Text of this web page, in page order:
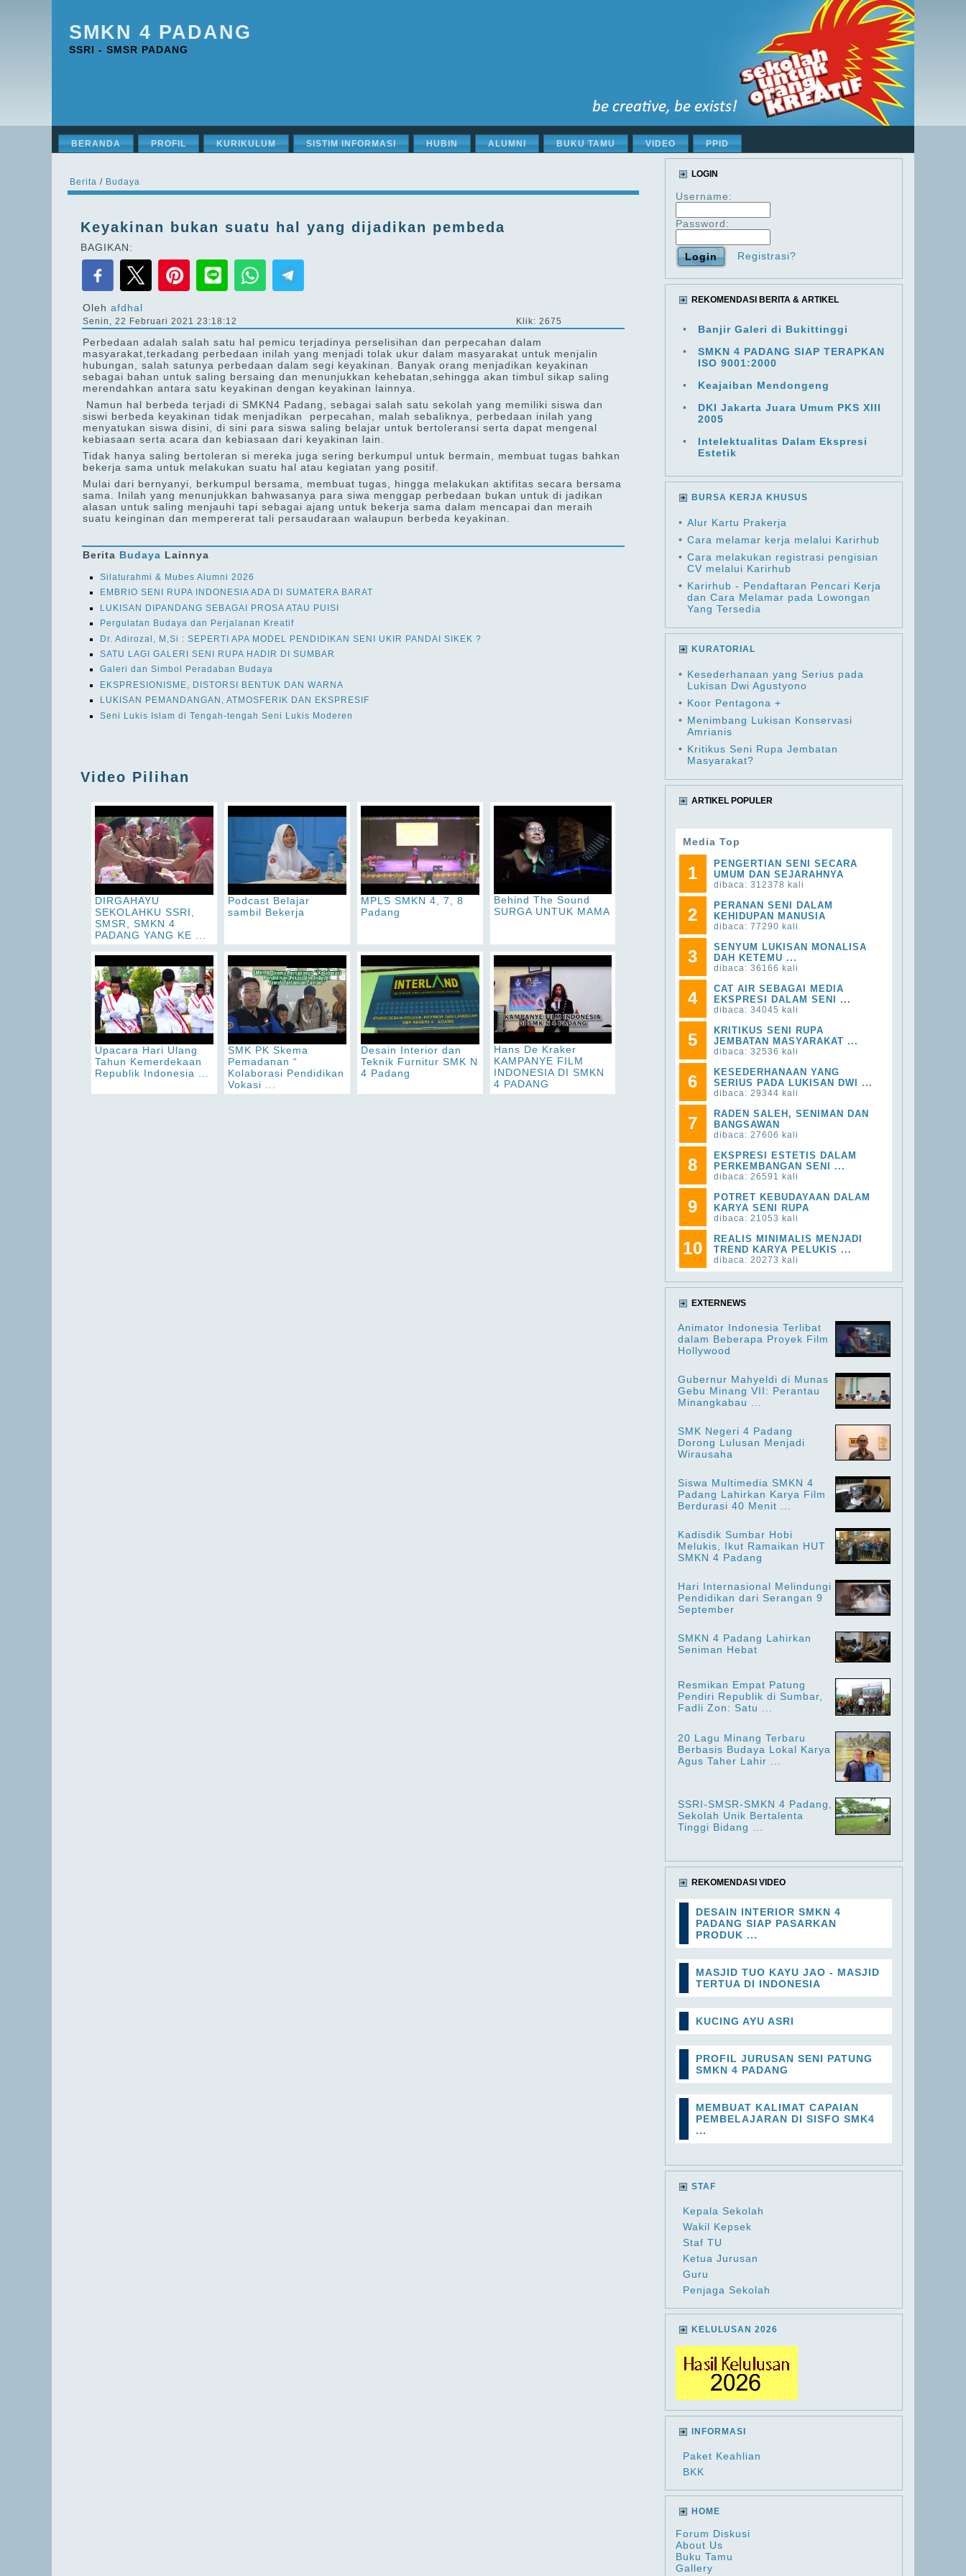
SMKN 4 PADANG
SSRI - SMSR PADANG
BERANDA PROFIL KURIKULUM SISTIM INFORMASI HUBIN ALUMNI BUKU TAMU VIDEO PPID
Berita / Budaya
Keyakinan bukan suatu hal yang dijadikan pembeda
BAGIKAN:
Oleh afdhal
Senin, 22 Februari 2021 23:18:12 Klik: 2675
Perbedaan adalah salah satu hal pemicu terjadinya perselisihan dan perpecahan dalam
masyarakat,terkadang perbedaan inilah yang menjadi tolak ukur dalam masyarakat untuk menjalin
hubungan, salah satunya perbedaan dalam segi keyakinan. Banyak orang menjadikan keyakinan
sebagai bahan untuk saling bersaing dan menunjukkan kehebatan,sehingga akan timbul sikap saling
merendahkan antara satu keyakinan dengan keyakinan lainnya.
Namun hal berbeda terjadi di SMKN4 Padang, sebagai salah satu sekolah yang memiliki siswa dan
siswi berbeda keyakinan tidak menjadikan perpecahan, malah sebaliknya, perbedaan inilah yang
menyatukan siswa disini, di sini para siswa saling belajar untuk bertoleransi serta dapat mengenal
kebiasaan serta acara dan kebiasaan dari keyakinan lain.
Tidak hanya saling bertoleran si mereka juga sering berkumpul untuk bermain, membuat tugas bahkan
bekerja sama untuk melakukan suatu hal atau kegiatan yang positif.
Mulai dari bernyanyi, berkumpul bersama, membuat tugas, hingga melakukan aktifitas secara bersama
sama. Inilah yang menunjukkan bahwasanya para siwa menggap perbedaan bukan untuk di jadikan
alasan untuk saling menjauhi tapi sebagai ajang untuk bekerja sama dalam mencapai dan meraih
suatu keinginan dan mempererat tali persaudaraan walaupun berbeda keyakinan.
Berita Budaya Lainnya
Silaturahmi & Mubes Alumni 2026
EMBRIO SENI RUPA INDONESIA ADA DI SUMATERA BARAT
LUKISAN DIPANDANG SEBAGAI PROSA ATAU PUISI
Pergulatan Budaya dan Perjalanan Kreatif
Dr. Adirozal, M,Si : SEPERTI APA MODEL PENDIDIKAN SENI UKIR PANDAI SIKEK ?
SATU LAGI GALERI SENI RUPA HADIR DI SUMBAR
Galeri dan Simbol Peradaban Budaya
EKSPRESIONISME, DISTORSI BENTUK DAN WARNA
LUKISAN PEMANDANGAN, ATMOSFERIK DAN EKSPRESIF
Seni Lukis Islam di Tengah-tengah Seni Lukis Moderen
Video Pilihan
DIRGAHAYU
SEKOLAHKU SSRI,
SMSR, SMKN 4
PADANG YANG KE ...
Podcast Belajar
sambil Bekerja
MPLS SMKN 4, 7, 8
Padang
Behind The Sound
SURGA UNTUK MAMA
Upacara Hari Ulang
Tahun Kemerdekaan
Republik Indonesia ...
SMK PK Skema
Pemadanan “
Kolaborasi Pendidikan
Vokasi ...
Desain Interior dan
Teknik Furnitur SMK N
4 Padang
Hans De Kraker
KAMPANYE FILM
INDONESIA DI SMKN
4 PADANG
LOGIN
Username:
Password:
Registrasi?
REKOMENDASI BERITA & ARTIKEL
•
Banjir Galeri di Bukittinggi
•
SMKN 4 PADANG SIAP TERAPKAN
ISO 9001:2000
•
Keajaiban Mendongeng
•
DKI Jakarta Juara Umum PKS XIII
2005
•
Intelektualitas Dalam Ekspresi
Estetik
BURSA KERJA KHUSUS
• Alur Kartu Prakerja
• Cara melamar kerja melalui Karirhub
• Cara melakukan registrasi pengisian
CV melalui Karirhub
• Karirhub - Pendaftaran Pencari Kerja
dan Cara Melamar pada Lowongan
Yang Tersedia
KURATORIAL
• Kesederhanaan yang Serius pada
Lukisan Dwi Agustyono
• Koor Pentagona +
• Menimbang Lukisan Konservasi
Amrianis
• Kritikus Seni Rupa Jembatan
Masyarakat?
ARTIKEL POPULER
Media Top
1
PENGERTIAN SENI SECARA
UMUM DAN SEJARAHNYA
dibaca: 312378 kali
2
PERANAN SENI DALAM
KEHIDUPAN MANUSIA
dibaca: 77290 kali
3
SENYUM LUKISAN MONALISA
DAH KETEMU ...
dibaca: 36166 kali
4
CAT AIR SEBAGAI MEDIA
EKSPRESI DALAM SENI ...
dibaca: 34045 kali
5
KRITIKUS SENI RUPA
JEMBATAN MASYARAKAT ...
dibaca: 32536 kali
6
KESEDERHANAAN YANG
SERIUS PADA LUKISAN DWI ...
dibaca: 29344 kali
7
RADEN SALEH, SENIMAN DAN
BANGSAWAN
dibaca: 27606 kali
8
EKSPRESI ESTETIS DALAM
PERKEMBANGAN SENI ...
dibaca: 26591 kali
9
POTRET KEBUDAYAAN DALAM
KARYA SENI RUPA
dibaca: 21053 kali
10
REALIS MINIMALIS MENJADI
TREND KARYA PELUKIS ...
dibaca: 20273 kali
EXTERNEWS
Animator Indonesia Terlibat
dalam Beberapa Proyek Film
Hollywood
Gubernur Mahyeldi di Munas
Gebu Minang VII: Perantau
Minangkabau ...
SMK Negeri 4 Padang
Dorong Lulusan Menjadi
Wirausaha
Siswa Multimedia SMKN 4
Padang Lahirkan Karya Film
Berdurasi 40 Menit ...
Kadisdik Sumbar Hobi
Melukis, Ikut Ramaikan HUT
SMKN 4 Padang
Hari Internasional Melindungi
Pendidikan dari Serangan 9
September
SMKN 4 Padang Lahirkan
Seniman Hebat
Resmikan Empat Patung
Pendiri Republik di Sumbar,
Fadli Zon: Satu ...
20 Lagu Minang Terbaru
Berbasis Budaya Lokal Karya
Agus Taher Lahir ...
SSRI-SMSR-SMKN 4 Padang,
Sekolah Unik Bertalenta
Tinggi Bidang ...
REKOMENDASI VIDEO
DESAIN INTERIOR SMKN 4
PADANG SIAP PASARKAN
PRODUK ...
MASJID TUO KAYU JAO - MASJID
TERTUA DI INDONESIA
KUCING AYU ASRI
PROFIL JURUSAN SENI PATUNG
SMKN 4 PADANG
MEMBUAT KALIMAT CAPAIAN
PEMBELAJARAN DI SISFO SMK4
...
STAF
Kepala Sekolah
Wakil Kepsek
Staf TU
Ketua Jurusan
Guru
Penjaga Sekolah
KELULUSAN 2026
INFORMASI
Paket Keahlian
BKK
HOME
Forum Diskusi
About Us
Buku Tamu
Gallery